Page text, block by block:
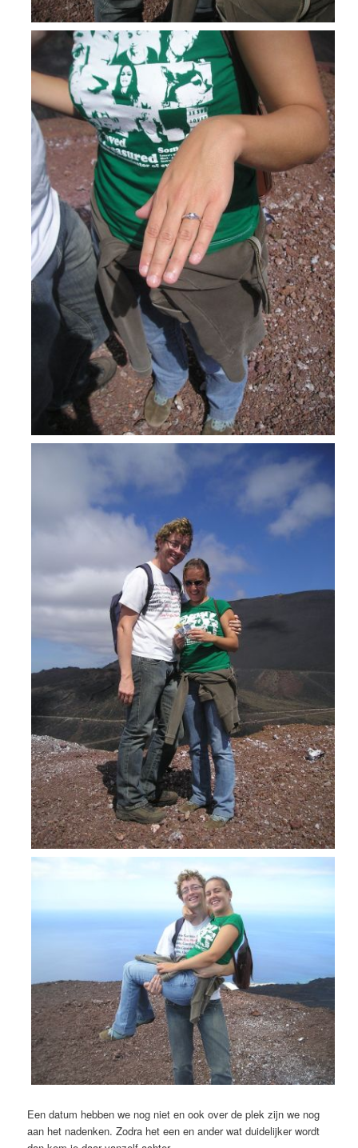
Een datum hebben we nog niet en ook over de plek zijn we nog
aan het nadenken. Zodra het een en ander wat duidelijker wordt